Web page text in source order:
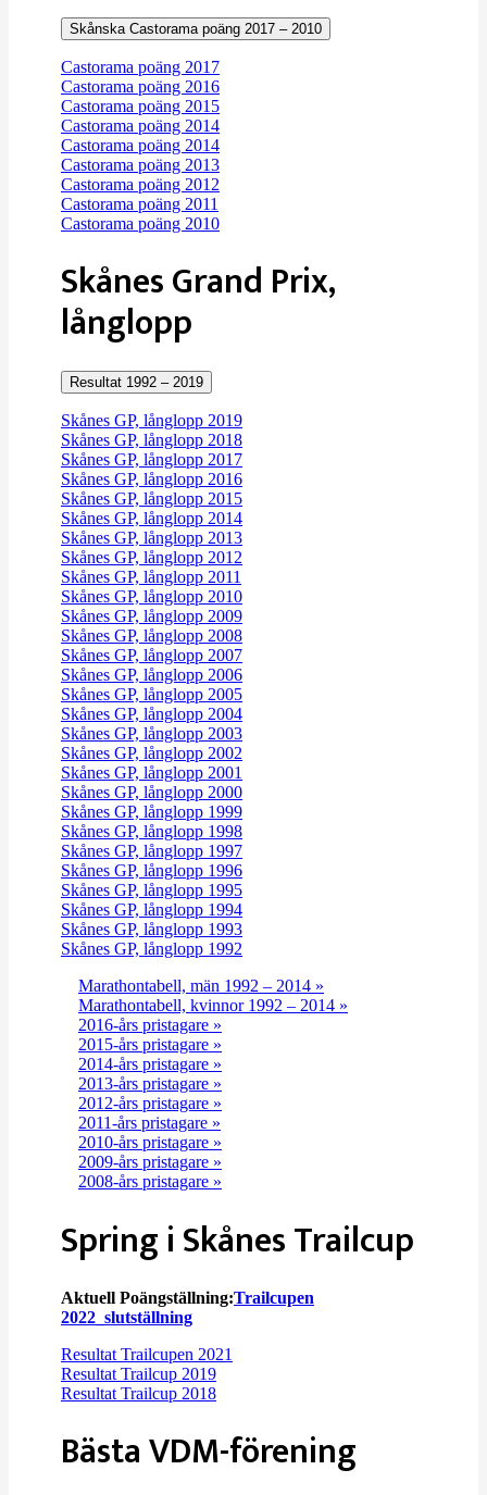
Skånska Castorama poäng 2017 – 2010
Castorama poäng 2017
Castorama poäng 2016
Castorama poäng 2015
Castorama poäng 2014
Castorama poäng 2014
Castorama poäng 2013
Castorama poäng 2012
Castorama poäng 2011
Castorama poäng 2010
Skånes Grand Prix,
långlopp
Resultat 1992 – 2019
Skånes GP, långlopp 2019
Skånes GP, långlopp 2018
Skånes GP, långlopp 2017
Skånes GP, långlopp 2016
Skånes GP, långlopp 2015
Skånes GP, långlopp 2014
Skånes GP, långlopp 2013
Skånes GP, långlopp 2012
Skånes GP, långlopp 2011
Skånes GP, långlopp 2010
Skånes GP, långlopp 2009
Skånes GP, långlopp 2008
Skånes GP, långlopp 2007
Skånes GP, långlopp 2006
Skånes GP, långlopp 2005
Skånes GP, långlopp 2004
Skånes GP, långlopp 2003
Skånes GP, långlopp 2002
Skånes GP, långlopp 2001
Skånes GP, långlopp 2000
Skånes GP, långlopp 1999
Skånes GP, långlopp 1998
Skånes GP, långlopp 1997
Skånes GP, långlopp 1996
Skånes GP, långlopp 1995
Skånes GP, långlopp 1994
Skånes GP, långlopp 1993
Skånes GP, långlopp 1992
Marathontabell, män 1992 – 2014 »
Marathontabell, kvinnor 1992 – 2014 »
2016-års pristagare »
2015-års pristagare »
2014-års pristagare »
2013-års pristagare »
2012-års pristagare »
2011-års pristagare »
2010-års pristagare »
2009-års pristagare »
2008-års pristagare »
Spring i Skånes Trailcup
Aktuell Poängställning:Trailcupen
2022_slutställning
Resultat Trailcupen 2021
Resultat Trailcup 2019
Resultat Trailcup 2018
Bästa VDM-förening